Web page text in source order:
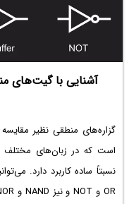
گزاره‌های منطقی نظیر
است که در زبان‌های مختلف